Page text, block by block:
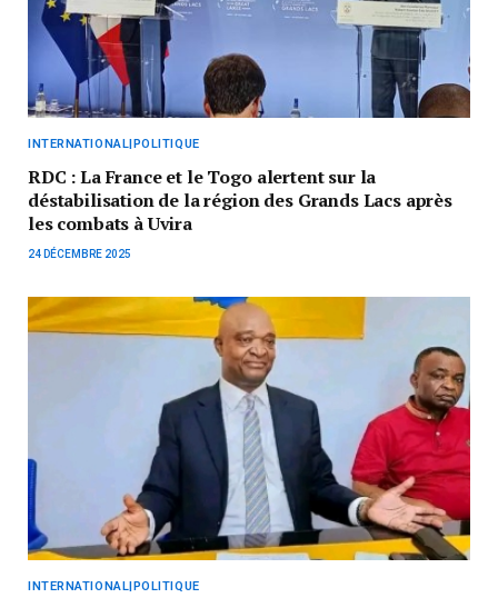
INTERNATIONAL|POLITIQUE
RDC : La France et le Togo alertent sur la
déstabilisation de la région des Grands Lacs après
les combats à Uvira
24 DÉCEMBRE 2025
INTERNATIONAL|POLITIQUE